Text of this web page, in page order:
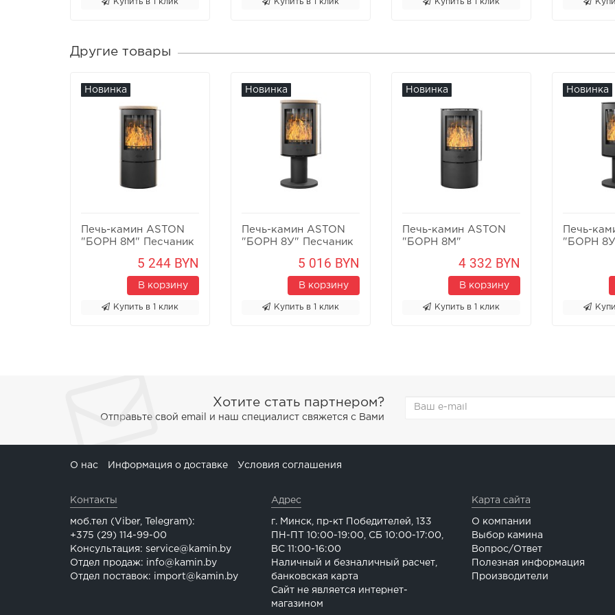
Другие товары
Новинка
Печь-камин ASTON
"БОРН 8М" Песчаник
5 244 BYN
В корзину
Купить в 1 клик
Новинка
Печь-камин ASTON
"БОРН 8У" Песчаник
5 016 BYN
В корзину
Купить в 1 клик
Новинка
Печь-камин ASTON
"БОРН 8М"
4 332 BYN
В корзину
Купить в 1 клик
Новинка
Печь-
"БОРН
Хотите стать партнером?
Отправьте свой email и наш специалист свяжется с Вами
О нас Информация о доставке Условия соглашения
Контакты
моб.тел (Viber, Telegram):
+375 (29) 114-99-00
Консультация: service@kamin.by
Отдел продаж: info@kamin.by
Отдел поставок: import@kamin.by
Адрес
г. Минск, пр-кт Победителей, 133
ПН-ПТ 10:00-19:00, СБ 10:00-17:00,
ВС 11:00-16:00
Наличный и безналичный расчет,
банковская карта
Сайт не является интернет-
магазином
Карта сайта
О компании
Выбор камина
Вопрос/Ответ
Полезная информация
Производители